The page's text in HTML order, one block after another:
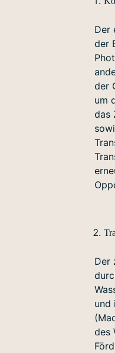
Der
der
der
um
das
Der
und
des